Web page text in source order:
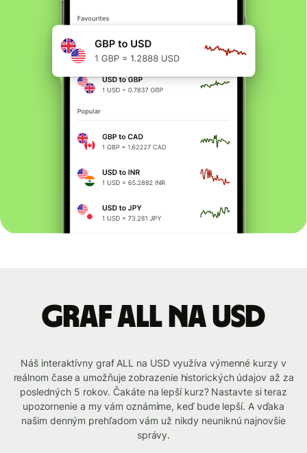
graf ALL na USD
Náš interaktívny graf ALL na USD využíva výmenné kurzy v
reálnom čase a umožňuje zobrazenie historických údajov až za
posledných 5 rokov. Čakáte na lepší kurz? Nastavte si teraz
upozornenie a my vám oznámime, keď bude lepší. A vďaka
našim denným prehľadom vám už nikdy neuniknú najnovšie
správy.